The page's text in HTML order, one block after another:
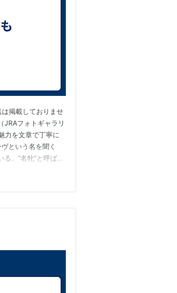
掲載しておりませ
JRAフォトギャラリ
力を文章で丁寧に
という名を聞く
。“名牝”と呼ばれ
だけ周囲の空気を